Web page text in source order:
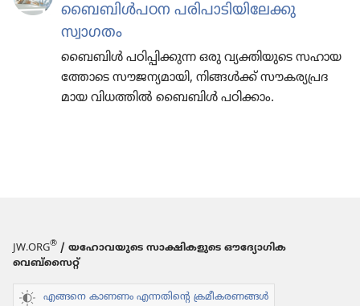
ബൈബിൾപഠന പരിപാ​ടി​യി​ലേക്കു
സ്വാഗതം
ബൈബിൾ പഠിപ്പി​ക്കുന്ന ഒരു വ്യക്തി​യു​ടെ സഹായ​
ത്തോ​ടെ സൗജന്യ​മാ​യി, നിങ്ങൾക്ക്‌ സൗകര്യ​പ്ര​ദ​
മായ വിധത്തിൽ ബൈബിൾ പഠിക്കാം.
JW.ORG® / യഹോവയുടെ സാക്ഷികളുടെ ഔദ്യോഗിക
വെബ്സൈറ്റ്
എങ്ങനെ കാണണം എന്നതിന്റെ ക്രമീകരണങ്ങൾ